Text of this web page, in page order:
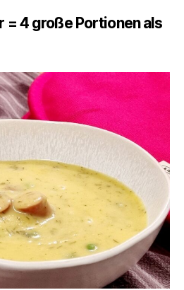
= 4 große Portionen als